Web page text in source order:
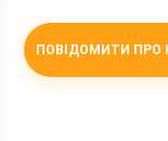
ПОВІДОМИТИ ПРО